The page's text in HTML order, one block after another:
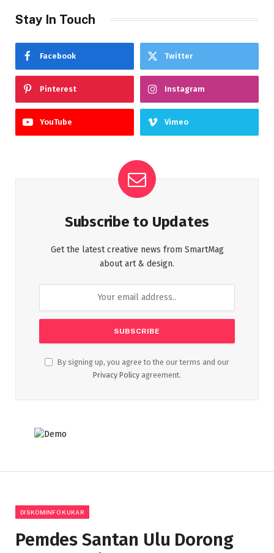
Stay In Touch
Facebook Twitter
Pinterest Instagram
YouTube Vimeo
Subscribe to Updates
Get the latest creative news from SmartMag
about art & design.
By signing up, you agree to the our terms and our
Privacy Policy agreement.
DISKOMINFO KUKAR
Pemdes Santan Ulu Dorong